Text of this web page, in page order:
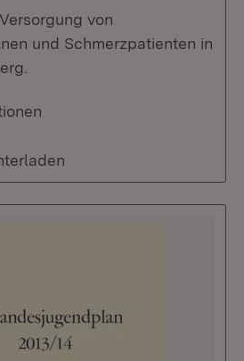
von
und Schmerzpatienten in